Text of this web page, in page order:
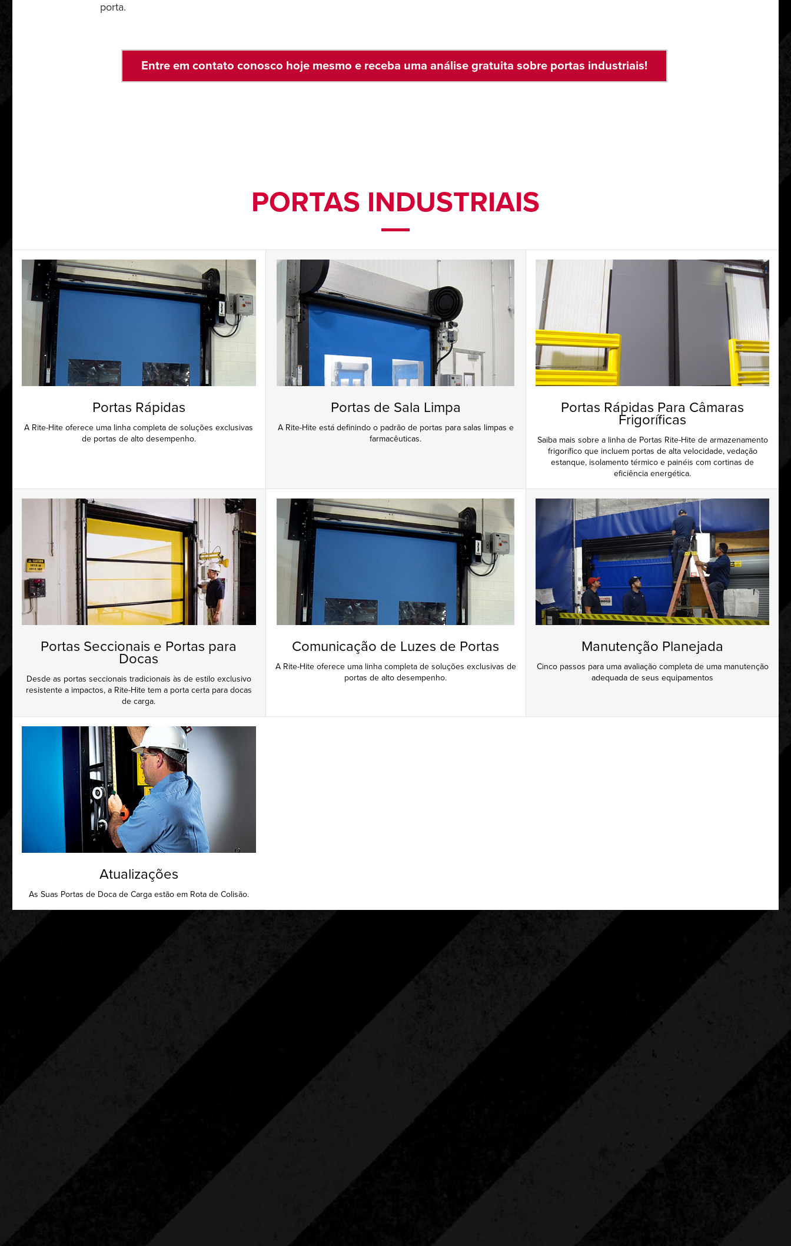
porta.
Entre em contato conosco hoje mesmo e receba uma análise gratuita sobre portas industriais!
PORTAS INDUSTRIAIS
Portas Rápidas
A Rite-Hite oferece uma linha completa de soluções exclusivas
de portas de alto desempenho.
Portas de Sala Limpa
A Rite-Hite está definindo o padrão de portas para salas limpas e
farmacêuticas.
Portas Rápidas Para Câmaras
Frigoríficas
Saiba mais sobre a linha de Portas Rite-Hite de armazenamento
frigorífico que incluem portas de alta velocidade, vedação
estanque, isolamento térmico e painéis com cortinas de
eficiência energética.
Portas Seccionais e Portas para
Docas
Desde as portas seccionais tradicionais às de estilo exclusivo
resistente a impactos, a Rite-Hite tem a porta certa para docas
de carga.
Comunicação de Luzes de Portas
A Rite-Hite oferece uma linha completa de soluções exclusivas de
portas de alto desempenho.
Manutenção Planejada
Cinco passos para uma avaliação completa de uma manutenção
adequada de seus equipamentos
Atualizações
As Suas Portas de Doca de Carga estão em Rota de Colisão.